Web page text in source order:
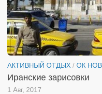
АКТИВНЫЙ ОТДЫХ / ОК
Иранские зарисовки
1 Авг, 2017